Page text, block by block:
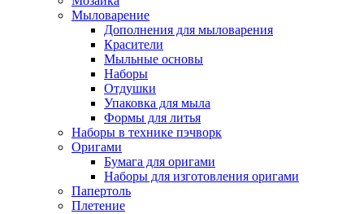
Мыловарение
Дополнения для мыловарения
Красители
Мыльные основы
Наборы
Отдушки
Упаковка для мыла
Формы для литья
Наборы в технике пэчворк
Оригами
Бумага для оригами
Наборы для изготовления оригами
Папертоль
Плетение